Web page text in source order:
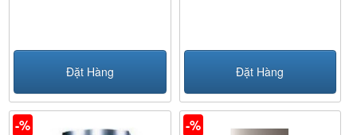
Đặt Hàng Đặt Hàng
-% -%